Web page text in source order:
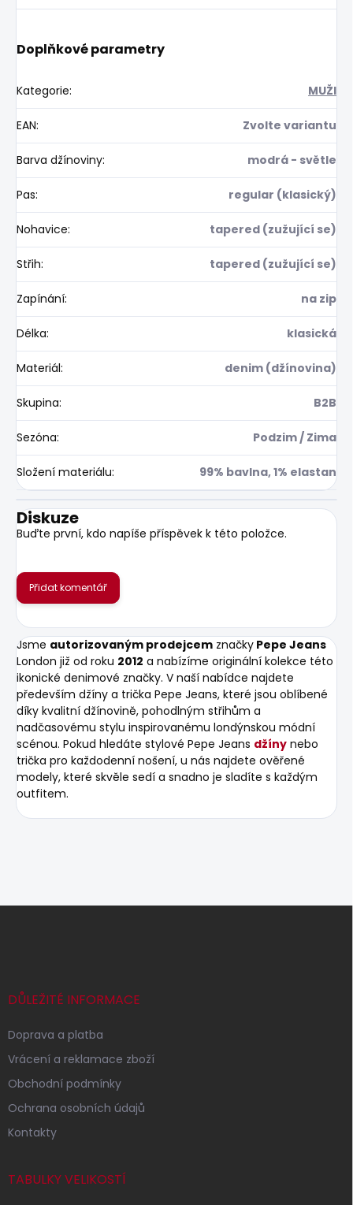
Doplňkové parametry
Kategorie: MUŽI
EAN: Zvolte variantu
Barva džínoviny: modrá - světle
Pas: regular (klasický)
Nohavice: tapered (zužující se)
Střih: tapered (zužující se)
Zapínání: na zip
Délka: klasická
Materiál: denim (džínovina)
Skupina: B2B
Sezóna: Podzim / Zima
Složení materiálu: 99% bavlna, 1% elastan
Diskuze
Buďte první, kdo napíše příspěvek k této položce.
Přidat komentář
Jsme autorizovaným prodejcem značky Pepe Jeans
London již od roku 2012 a nabízíme originální kolekce této
ikonické denimové značky. V naší nabídce najdete
především džíny a trička Pepe Jeans, které jsou oblíbené
díky kvalitní džínovině, pohodlným střihům a
nadčasovému stylu inspirovanému londýnskou módní
scénou. Pokud hledáte stylové Pepe Jeans džíny nebo
trička pro každodenní nošení, u nás najdete ověřené
modely, které skvěle sedí a snadno je sladíte s každým
outfitem.
Z
DŮLEŽITÉ INFORMACE
Doprava a platba
Vrácení a reklamace zboží
Obchodní podmínky
Ochrana osobních údajů
Kontakty
TABULKY VELIKOSTÍ